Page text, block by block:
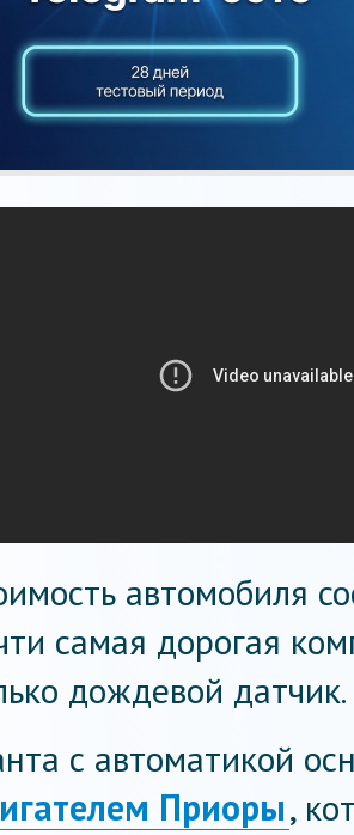
автомобиля
самая дорогая
дождевой датчик.
с автоматикой
Приоры,